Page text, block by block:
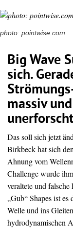
photo: pointwise.com
Big Wave
sich.
massiv
Das soll sich jetzt
Birkbeck hat sich
Ahnung vom
Challenge wurde
veraltete und
„Gub“ Shapes ist
Welle und ins
hydrodynamischen